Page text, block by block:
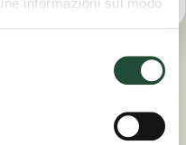
“shop.coopvoce.it” e